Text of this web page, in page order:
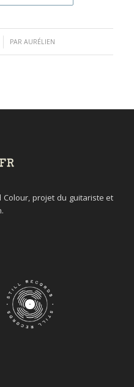
PAR AURÉLIEN
projet du guitariste et